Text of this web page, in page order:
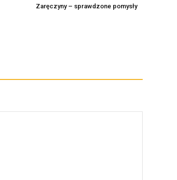
Zaręczyny – sprawdzone pomysły